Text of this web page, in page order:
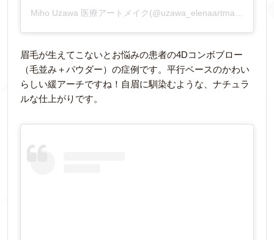
眉毛が生えてこないとお悩みの患者の4Dコンボブロー
（毛並み＋パウダー）の症例です。平行ベースのかわい
らしい緩アーチですね！自眉に馴染むような、ナチュラ
ルな仕上がりです。